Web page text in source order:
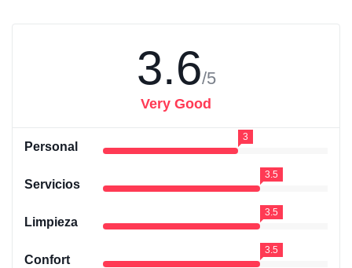
3.6/5
Very Good
Personal
3
Servicios
3.5
Limpieza
3.5
Confort
3.5